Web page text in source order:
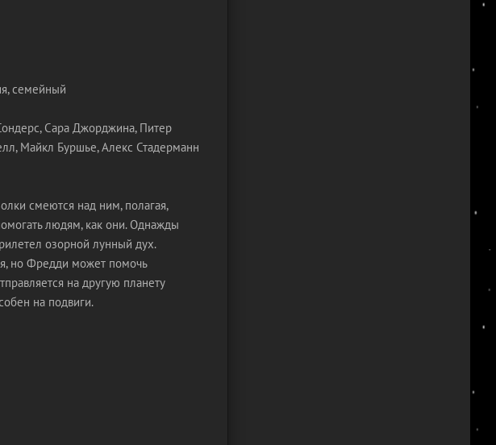
семейный
Сара Джорджина, Питер
Майкл Буршье, Алекс Стадерманн
смеются над ним, полагая,
людям, как они. Однажды
озорной лунный дух.
но Фредди может помочь
на другую планету
на подвиги.